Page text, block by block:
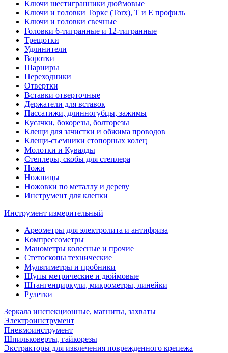
Ключи шестигранники дюймовые
Ключи и головки Торкс (Torx), Т и Е профиль
Ключи и головки свечные
Головки 6-тигранные и 12-тигранные
Трещотки
Удлинители
Воротки
Шарниры
Переходники
Отвертки
Вставки отверточные
Держатели для вставок
Пассатижи, длинногубцы, зажимы
Кусачки, бокорезы, болторезы
Клещи для зачистки и обжима проводов
Клещи-съемники стопорных колец
Молотки и Кувалды
Степлеры, скобы для степлера
Ножи
Ножницы
Ножовки по металлу и дереву
Инструмент для клепки
Инструмент измерительный
Ареометры для электролита и антифриза
Компрессометры
Манометры колесные и прочие
Стетоскопы технические
Мультиметры и пробники
Щупы метрические и дюймовые
Штангенциркули, микрометры, линейки
Рулетки
Зеркала инспекционные, магниты, захваты
Электроинструмент
Пневмоинструмент
Шпильковерты, гайкорезы
Экстракторы для извлечения поврежденного крепежа